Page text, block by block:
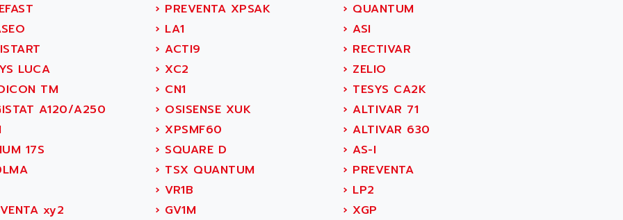
› PREVENTA XPSAK › QUANTUM
› LA1 › ASI
› ACTI9 › RECTIVAR
LUCA › XC2 › ZELIO
TM › CN1 › TESYS CA2K
A120/A250 › OSISENSE XUK › ALTIVAR 71
› XPSMF60 › ALTIVAR 630
17S › SQUARE D › AS-I
› TSX QUANTUM › PREVENTA
› VR1B › LP2
xy2 › GV1M › XGP